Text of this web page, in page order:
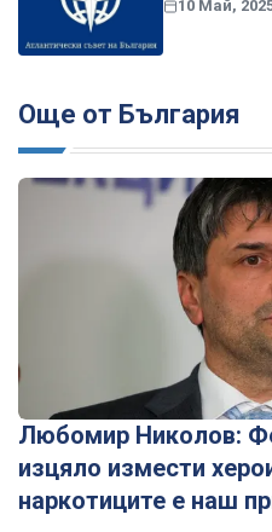
10 Май,
Още от България
Любомир Николов:
изцяло измести
наркотиците е наш